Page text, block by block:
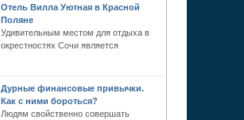
Отель Вилла Уютная в Красной
Поляне
Удивительным местом для отдыха в
окрестностях Сочи является
Дурные финансовые привычки.
Как с ними бороться?
Людям свойственно совершать